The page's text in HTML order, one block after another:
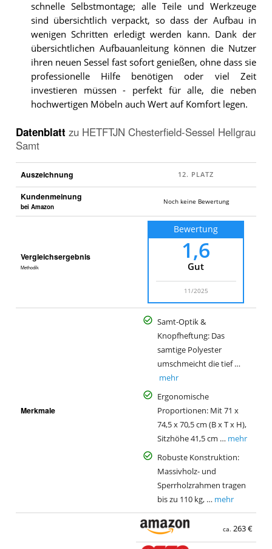
schnelle Selbstmontage; alle Teile und Werkzeuge
sind übersichtlich verpackt, so dass der Aufbau in
wenigen Schritten erledigt werden kann. Dank der
übersichtlichen Aufbauanleitung können die Nutzer
ihren neuen Sessel fast sofort genießen, ohne dass sie
professionelle Hilfe benötigen oder viel Zeit
investieren müssen - perfekt für alle, die neben
hochwertigen Möbeln auch Wert auf Komfort legen.
Datenblatt zu HETFTJN Chesterfield-Sessel Hellgrau
Samt
Auszeichnung
Kundenmeinung
bei Amazon
Noch keine Bewertung
Vergleichsergebnis
Methodik
Bewertung
1,6
Gut
11/2025
Merkmale
Samt-Optik &
Knopfheftung: Das
samtige Polyester
umschmeicht die tief …
mehr
Ergonomische
Proportionen: Mit 71 x
74,5 x 70,5 cm (B x T x H),
Sitzhöhe 41,5 cm … mehr
Robuste Konstruktion:
Massivholz- und
Sperrholzrahmen tragen
bis zu 110 kg, … mehr
ca. 263 €